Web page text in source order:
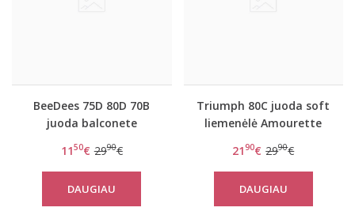
BeeDees 75D 80D 70B
juoda balconete
WDPM
1150€ 2990€
DAUGIAU
Triumph 80C juoda soft
liemenėlė Amourette
2190€ 2990€
DAUGIAU